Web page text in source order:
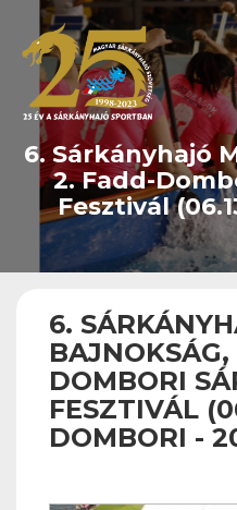
6. Sárkányhajó
2. Fadd-
Fesztivál
6.
DOMBORI
FESZTIVÁL
DOMBORI -